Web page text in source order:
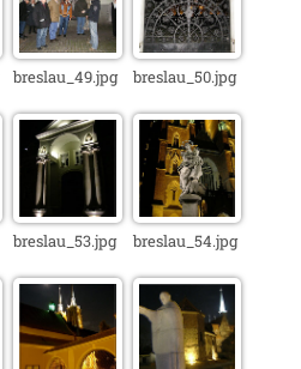
breslau_49.jpg breslau_50.jpg
breslau_53.jpg breslau_54.jpg